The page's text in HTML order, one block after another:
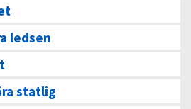
ledsen
statlig